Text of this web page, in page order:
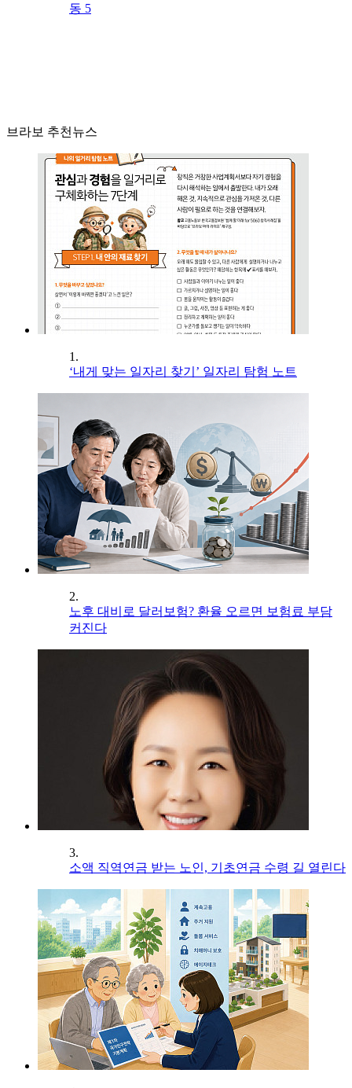
동 5
브라보 추천뉴스
1.
‘내게 맞는 일자리 찾기’ 일자리 탐험 노트
2.
노후 대비로 달러보험? 환율 오르면 보험료 부담
커진다
3.
소액 직역연금 받는 노인, 기초연금 수령 길 열린다